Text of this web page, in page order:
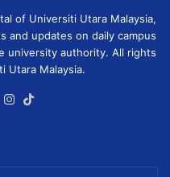
of Universiti Utara Malaysia,
and updates on daily campus
university authority. All rights
Utara Malaysia.
YouTubeInstagram